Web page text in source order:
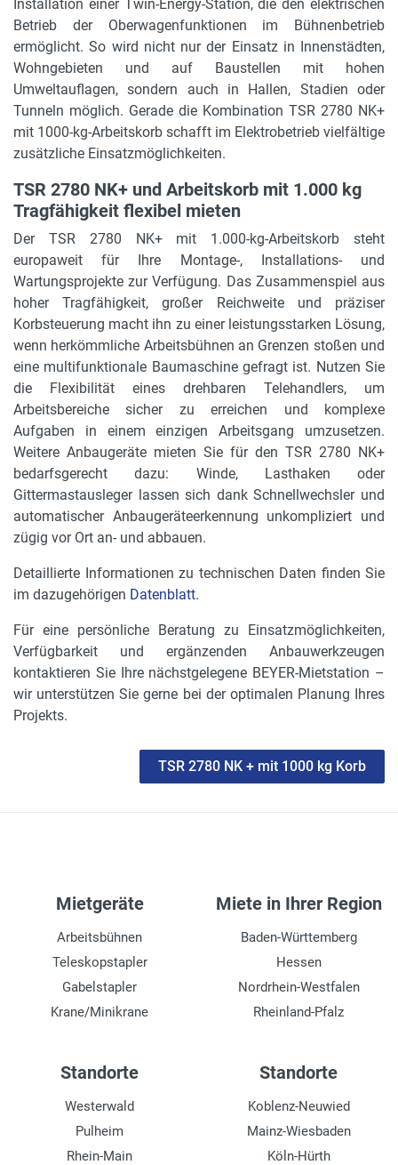
Tankinhalt und Kraftstoff
270 l, Diesel
Hydraulikleistung
350 bar
Niveauausgleich
Gesamtgewicht
24.015 kg
Gewicht Arbeitskorb
940 kg
Installation einer Twin-Energy-Station, die den elektrischen
Betrieb der Oberwagenfunktionen im Bühnenbetrieb
ermöglicht. So wird nicht nur der Einsatz in Innenstädten,
Wohngebieten und auf Baustellen mit hohen
Umweltauflagen, sondern auch in Hallen, Stadien oder
Tunneln möglich. Gerade die Kombination TSR 2780 NK+
mit 1000-kg-Arbeitskorb schafft im Elektrobetrieb vielfältige
zusätzliche Einsatzmöglichkeiten.
TSR 2780 NK+ und Arbeitskorb mit 1.000 kg
Tragfähigkeit flexibel mieten
Der TSR 2780 NK+ mit 1.000-kg-Arbeitskorb steht
europaweit für Ihre Montage-, Installations- und
Wartungsprojekte zur Verfügung. Das Zusammenspiel aus
hoher Tragfähigkeit, großer Reichweite und präziser
Korbsteuerung macht ihn zu einer leistungsstarken Lösung,
wenn herkömmliche Arbeitsbühnen an Grenzen stoßen und
eine multifunktionale Baumaschine gefragt ist. Nutzen Sie
die Flexibilität eines drehbaren Telehandlers, um
Arbeitsbereiche sicher zu erreichen und komplexe
Aufgaben in einem einzigen Arbeitsgang umzusetzen.
Weitere Anbaugeräte mieten Sie für den TSR 2780 NK+
bedarfsgerecht dazu: Winde, Lasthaken oder
Gittermastausleger lassen sich dank Schnellwechsler und
automatischer Anbaugeräteerkennung unkompliziert und
zügig vor Ort an- und abbauen.
Detaillierte Informationen zu technischen Daten finden Sie
im dazugehörigen Datenblatt.
Für eine persönliche Beratung zu Einsatzmöglichkeiten,
Verfügbarkeit und ergänzenden Anbauwerkzeugen
kontaktieren Sie Ihre nächstgelegene BEYER-Mietstation –
wir unterstützen Sie gerne bei der optimalen Planung Ihres
Projekts.
TSR 2780 NK + mit 1000 kg Korb
Mietgeräte
Arbeitsbühnen
Teleskopstapler
Gabelstapler
Krane/Minikrane
Miete in Ihrer Region
Baden-Württemberg
Hessen
Nordrhein-Westfalen
Rheinland-Pfalz
Standorte
Westerwald
Pulheim
Rhein-Main
Standorte
Koblenz-Neuwied
Mainz-Wiesbaden
Köln-Hürth